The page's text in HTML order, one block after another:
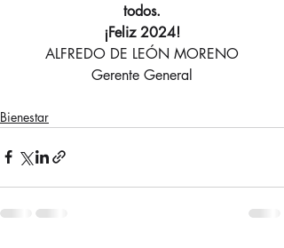
todos.
¡Feliz 2024!
ALFREDO DE LEÓN MORENO
Gerente General
Bienestar